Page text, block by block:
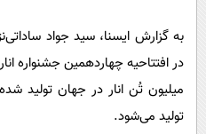
سلامت
تولید می‌شود.